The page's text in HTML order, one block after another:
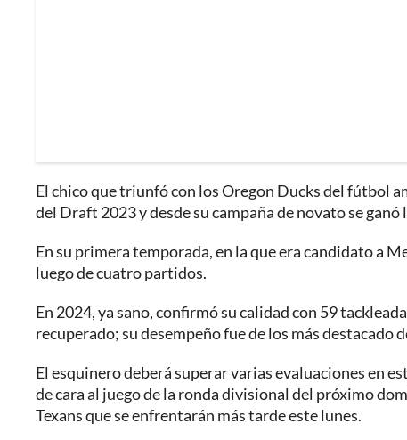
El chico que triunfó con los Oregon Ducks del fútbol
del Draft 2023 y desde su campaña de novato se
En su primera temporada, en la que era candidato a
luego de cuatro partidos.
En 2024, ya sano, confirmó su calidad con 59
recuperado; su desempeño fue de los más destacado
El esquinero deberá superar varias evaluaciones en
de cara al juego de la ronda divisional del próximo
Texans que se enfrentarán más tarde este lunes.